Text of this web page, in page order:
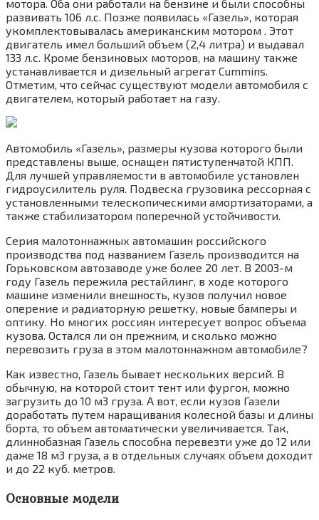
мотора. Оба они работали на бензине и были способны
развивать 106 л.с. Позже появилась «Газель», которая
укомплектовывалась американским мотором . Этот
двигатель имел больший объем (2,4 литра) и выдавал
133 л.с. Кроме бензиновых моторов, на машину также
устанавливается и дизельный агрегат Cummins.
Отметим, что сейчас существуют модели автомобиля с
двигателем, который работает на газу.
Автомобиль «Газель», размеры кузова которого были
представлены выше, оснащен пятиступенчатой КПП.
Для лучшей управляемости в автомобиле установлен
гидроусилитель руля. Подвеска грузовика рессорная с
установленными телескопическими амортизаторами, а
также стабилизатором поперечной устойчивости.
Серия малотоннажных автомашин российского
производства под названием Газель производится на
Горьковском автозаводе уже более 20 лет. В 2003-м
году Газель пережила рестайлинг, в ходе которого
машине изменили внешность, кузов получил новое
оперение и радиаторную решетку, новые бамперы и
оптику. Но многих россиян интересует вопрос объема
кузова. Остался ли он прежним, и сколько можно
перевозить груза в этом малотоннажном автомобиле?
Как известно, Газель бывает нескольких версий. В
обычную, на которой стоит тент или фургон, можно
загрузить до 10 м3 груза. А вот, если кузов Газели
доработать путем наращивания колесной базы и длины
борта, то объем автоматически увеличивается. Так,
длиннобазная Газель способна перевезти уже до 12 или
даже 18 м3 груза, а в отдельных случаях объем доходит
и до 22 куб. метров.
Основные модели